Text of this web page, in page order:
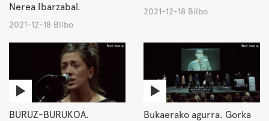
Nerea Ibarzabal.
2021-12-18 Bilbo
2021-12-18 Bilbo
BURUZ-BURUKOA.
Bukaerako agurra. Gorka